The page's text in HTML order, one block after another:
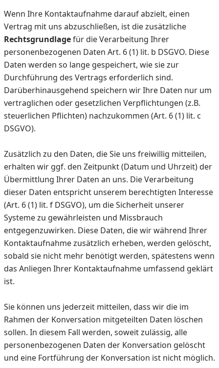
Wenn Ihre Kontaktaufnahme darauf abzielt, einen
Vertrag mit uns abzuschließen, ist die zusätzliche
Rechtsgrundlagefür die Verarbeitung Ihrer
personenbezogenen Daten Art. 6 (1) lit. b DSGVO. Diese
Daten werden so lange gespeichert, wie sie zur
Durchführung des Vertrags erforderlich sind.
Darüberhinausgehend speichern wir Ihre Daten nur um
vertraglichen oder gesetzlichen Verpflichtungen (z.B.
steuerlichen Pflichten) nachzukommen (Art. 6 (1) lit. c
DSGVO).
Zusätzlich zu den Daten, die Sie uns freiwillig mitteilen,
erhalten wir ggf. den Zeitpunkt (Datum und Uhrzeit) der
Übermittlung Ihrer Daten an uns. Die Verarbeitung
dieser Daten entspricht unserem berechtigten Interesse
(Art. 6 (1) lit. f DSGVO), um die Sicherheit unserer
Systeme zu gewährleisten und Missbrauch
entgegenzuwirken. Diese Daten, die wir während Ihrer
Kontaktaufnahme zusätzlich erheben, werden gelöscht,
sobald sie nicht mehr benötigt werden, spätestens wenn
das Anliegen Ihrer Kontaktaufnahme umfassend geklärt
ist.
Sie können uns jederzeit mitteilen, dass wir die im
Rahmen der Konversation mitgeteilten Daten löschen
sollen. In diesem Fall werden, soweit zulässig, alle
personenbezogenen Daten der Konversation gelöscht
und eine Fortführung der Konversation ist nicht möglich.